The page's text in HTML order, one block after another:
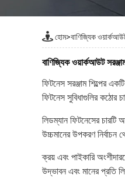
হোম>বাণিজ্যিক
বাণিজ্যিক ওয়ার্কআউট
ফিটনেস সরঞ্জাম শিল্পের
ফিটনেস সুবিধাগুলির কঠোর
লিডম্যান ফিটনেসের চারটি
উচ্চমানের উপকরণ নির্বাচন
ক্রয় এবং পাইকারি
উদ্ভাবন এবং মানের প্রতি